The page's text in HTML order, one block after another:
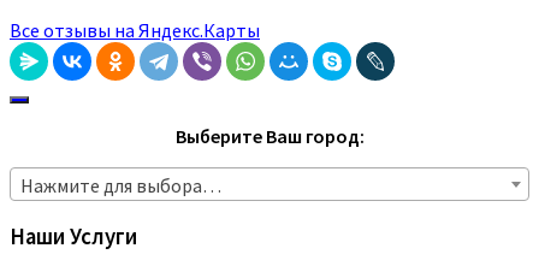
Все отзывы на Яндекс.Карты
Выберите Ваш город:
Нажмите для выбора…
Наши Услуги